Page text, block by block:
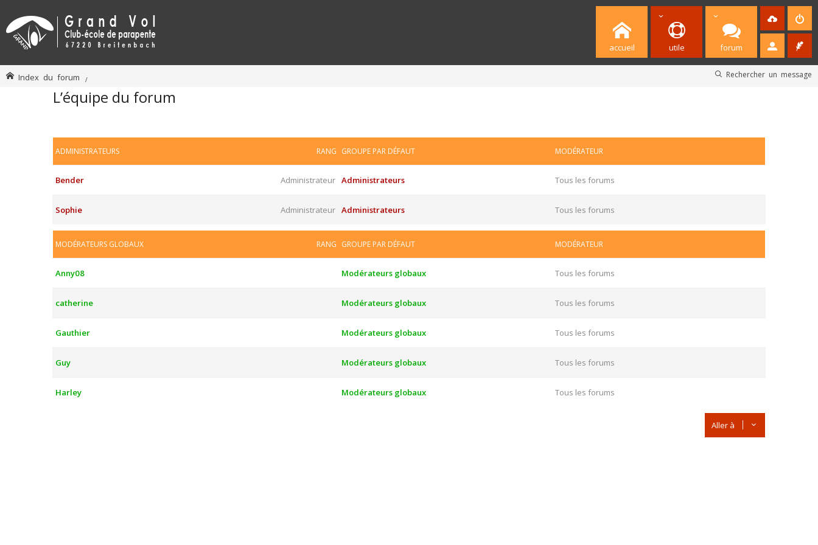
accueil utile forum
Rechercher un message
Index du forum
L’équipe du forum
RANG
ADMINISTRATEURS GROUPE PAR DÉFAUT MODÉRATEUR
Administrateur
Bender Administrateurs Tous les forums
Administrateur
Sophie Administrateurs Tous les forums
RANG
MODÉRATEURS GLOBAUX GROUPE PAR DÉFAUT MODÉRATEUR
Anny08 Modérateurs globaux Tous les forums
catherine Modérateurs globaux Tous les forums
Gauthier Modérateurs globaux Tous les forums
Guy Modérateurs globaux Tous les forums
Harley Modérateurs globaux Tous les forums
Aller à